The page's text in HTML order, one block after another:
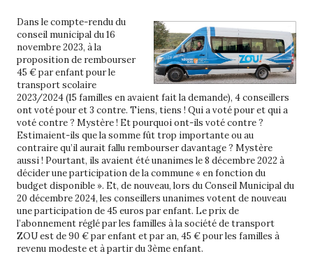
Dans le compte-rendu du
conseil municipal du 16
novembre 2023, à la
proposition de rembourser
45 € par enfant pour le
transport scolaire
2023/2024 (15 familles en avaient fait la demande), 4 conseillers
ont voté pour et 3 contre. Tiens, tiens ! Qui a voté pour et qui a
voté contre ? Mystère ! Et pourquoi ont-ils voté contre ?
Estimaient-ils que la somme fût trop importante ou au
contraire qu’il aurait fallu rembourser davantage ? Mystère
aussi ! Pourtant, ils avaient été unanimes le 8 décembre 2022 à
décider une participation de la commune « en fonction du
budget disponible ». Et, de nouveau, lors du Conseil Municipal du
20 décembre 2024, les conseillers unanimes votent de nouveau
une participation de 45 euros par enfant. Le prix de
l’abonnement réglé par les familles à la société de transport
ZOU est de 90 € par enfant et par an, 45 € pour les familles à
revenu modeste et à partir du 3ème enfant.